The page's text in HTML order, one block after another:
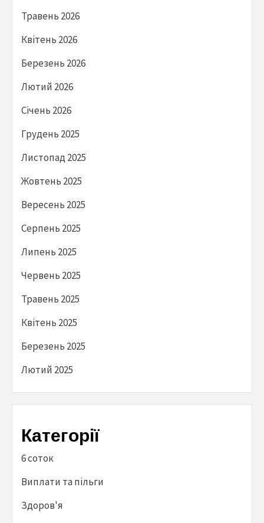
Травень 2026
Квітень 2026
Березень 2026
Лютий 2026
Січень 2026
Грудень 2025
Листопад 2025
Жовтень 2025
Вересень 2025
Серпень 2025
Липень 2025
Червень 2025
Травень 2025
Квітень 2025
Березень 2025
Лютий 2025
Категорії
6 соток
Виплати та пільги
Здоров'я